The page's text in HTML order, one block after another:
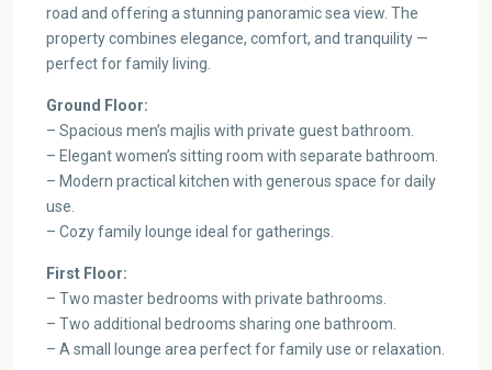
road and offering a stunning panoramic sea view. The
property combines elegance, comfort, and tranquility —
perfect for family living.
Ground Floor:
– Spacious men’s majlis with private guest bathroom.
– Elegant women’s sitting room with separate bathroom.
– Modern practical kitchen with generous space for daily
use.
– Cozy family lounge ideal for gatherings.
First Floor:
– Two master bedrooms with private bathrooms.
– Two additional bedrooms sharing one bathroom.
– A small lounge area perfect for family use or relaxation.